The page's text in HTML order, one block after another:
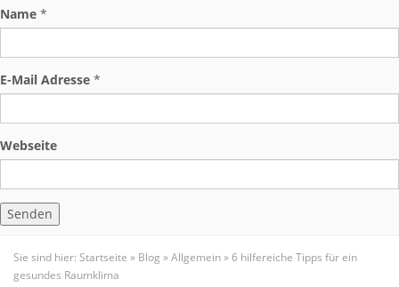
Name *
E-Mail Adresse *
Webseite
Sie sind hier: Startseite » Blog »Allgemein»6 hilfereiche Tipps für ein
gesundes Raumklima